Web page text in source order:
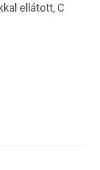
ellátott, C